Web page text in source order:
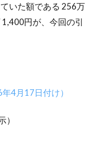
いた額である 256万
円が、今回の引
4月17日付け）